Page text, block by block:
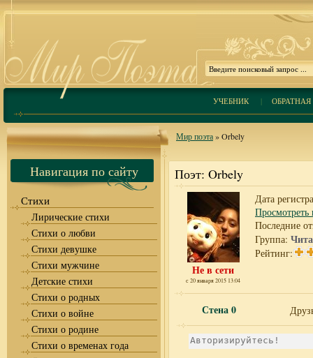
УЧЕБНИК| ОБРАТНАЯ
Навигация по сайту
Стихи
Лирические стихи
Стихи о любви
Стихи девушке
Стихи мужчине
Детские стихи
Стихи о родных
Стихи о войне
Стихи о родине
Стихи о временах года
Мир поэта» Orbely
Поэт: Orbely
Не в сети
с 20 января 2015 13:04
Дата
Последние
Группа:
Рейтинг:
Стена0